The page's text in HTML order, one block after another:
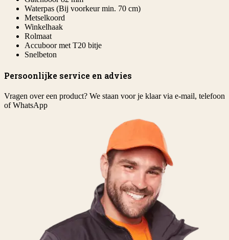
Waterpas (Bij voorkeur min. 70 cm)
Metselkoord
Winkelhaak
Rolmaat
Accuboor met T20 bitje
Snelbeton
Persoonlijke service en advies
Vragen over een product? We staan voor je klaar via e-mail, telefoon
of WhatsApp